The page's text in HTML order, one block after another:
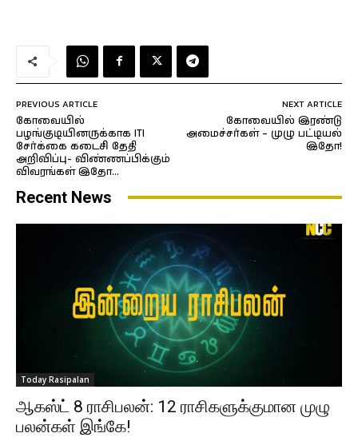
PREVIOUS ARTICLE
கோவையில்
பழங்குடியினருக்காக ITI
சேர்க்கை கடைசி தேதி
அறிவிப்பு- விண்ணப்பிக்கும்
விவரங்கள் இதோ…
NEXT ARTICLE
கோவையில் இரண்டு
அமைச்சர்கள் – முழு பட்டியல்
இதோ!
Recent News
Today Rasipalan
ஆகஸ்ட் 8 ராசிபலன்: 12 ராசிகளுக்குமான முழு
பலன்கள் இங்கே!